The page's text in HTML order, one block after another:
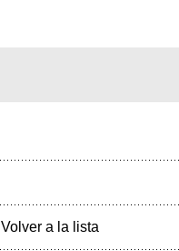
Volver a la lista